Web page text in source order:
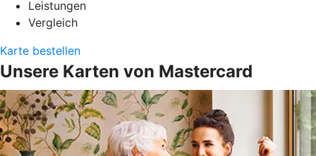
Leistungen
Vergleich
Karte bestellen
Unsere Karten von Mastercard